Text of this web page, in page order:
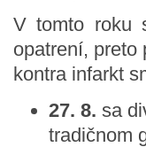
V tomto roku
opatrení, preto
kontra infarkt
27. 8. sa
tradičnom